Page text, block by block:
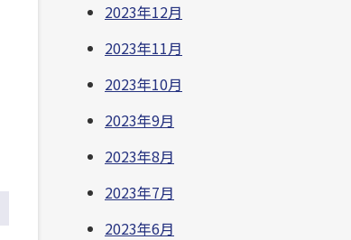
2023年12月
2023年11月
2023年10月
2023年9月
2023年8月
2023年7月
2023年6月